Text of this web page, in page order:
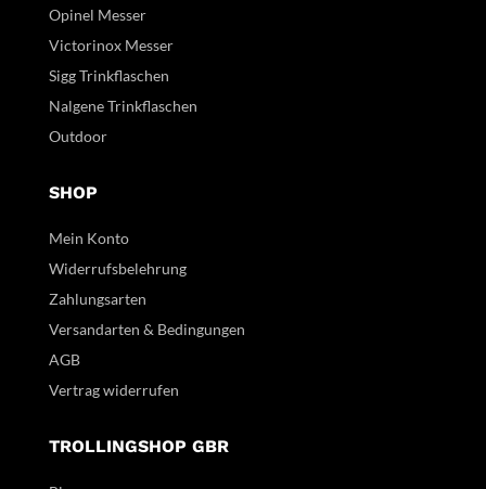
Opinel Messer
Victorinox Messer
Sigg Trinkflaschen
Nalgene Trinkflaschen
Outdoor
SHOP
Mein Konto
Widerrufsbelehrung
Zahlungsarten
Versandarten & Bedingungen
AGB
Vertrag widerrufen
TROLLINGSHOP GBR